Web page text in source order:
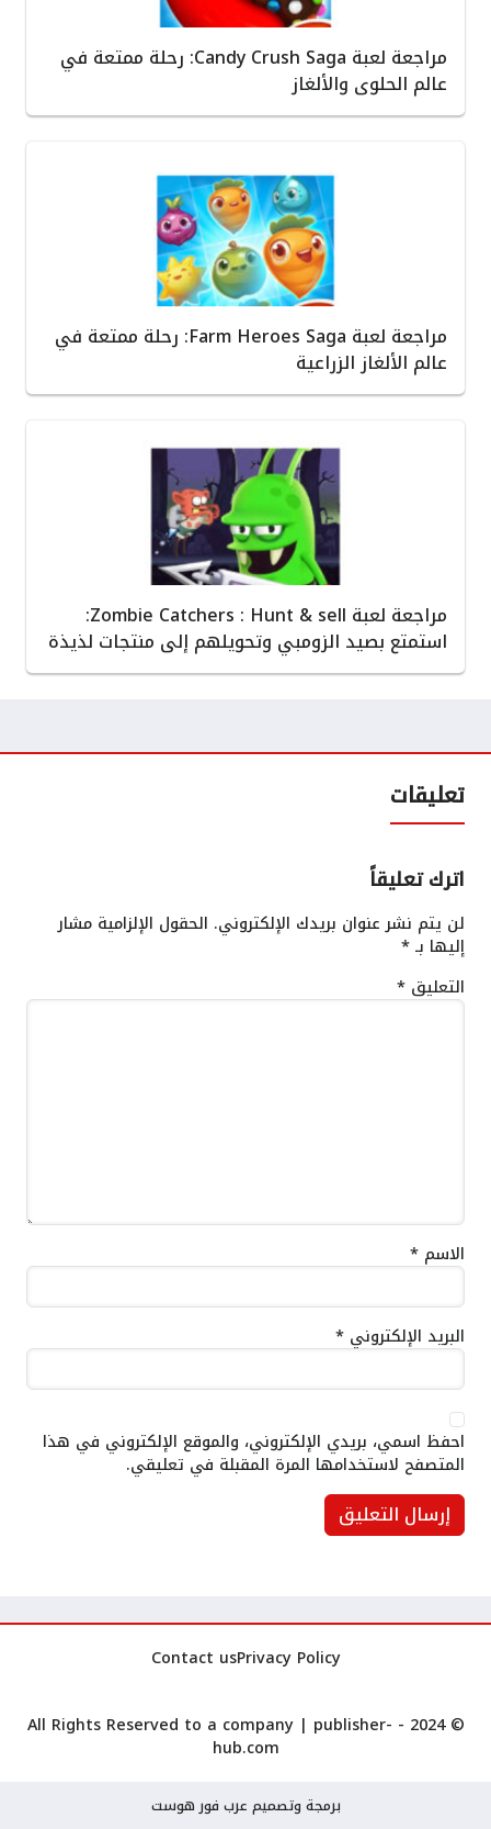
مراجعة لعبة Candy Crush Saga: رحلة ممتعة في
عالم الحلوى والألغاز
مراجعة لعبة Farm Heroes Saga: رحلة ممتعة في
عالم الألغاز الزراعية
مراجعة لعبة Zombie Catchers : Hunt & sell:
استمتع بصيد الزومبي وتحويلهم إلى منتجات لذيذة
تعليقات
اترك تعليقاً
لن يتم نشر عنوان بريدك الإلكتروني. الحقول الإلزامية مشار
إليها بـ*
التعليق *
الاسم *
البريد الإلكتروني *
احفظ اسمي، بريدي الإلكتروني، والموقع الإلكتروني في هذا
المتصفح لاستخدامها المرة المقبلة في تعليقي.
Privacy Policy
Contact us
© 2024 - All Rights Reserved to a company |
publisher-
hub.com
برمجة وتصميم عرب فور هوست